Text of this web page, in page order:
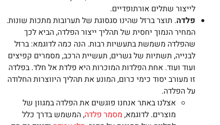
לייצור שתלים אורתופדיים.
פלדה. תוצר ברזל שהינו סגסוגת של תערובות מתכות שונות.
המחיר הנמוך יחסית של תהליך ייצור הפלדה, הביא לכך
שהפלדה משמשת בתעשיות רבות. הנה כמה לדוגמא: ברזל
לבנייה, תשתיות של גשרים, תעשיית הרכב, מסמרים קפיצים
ועוד ועוד. אחת הפלדות המוכרות היא פלדת אל חלד. בפלדה
זו מעורב יסוד כימי כרום, המונע את תהליך היווצרות החלודה
על הפלדה.
אצלנו באתר אנחנו פוגשים את הפלדה במגוון של
מוצרים. לדוגמא, מסמר פלדה, המשמש בדרך כלל